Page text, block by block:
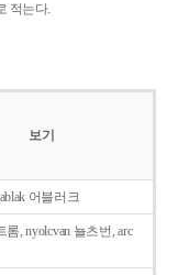
적는다.
보기
어블러크
롬, nyolcvan 뇰츠번, arc